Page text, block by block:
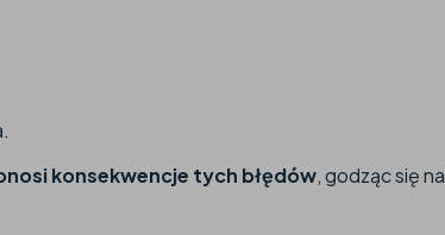
konsekwencje tych błędów, godząc się na